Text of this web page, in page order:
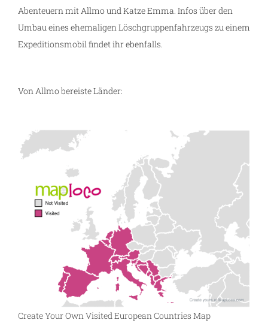
Abenteuern mit Allmo und Katze Emma. Infos über den
Umbau eines ehemaligen Löschgruppenfahrzeugs zu einem
Expeditionsmobil findet ihr ebenfalls.
Von Allmo bereiste Länder:
Create Your Own Visited European Countries Map